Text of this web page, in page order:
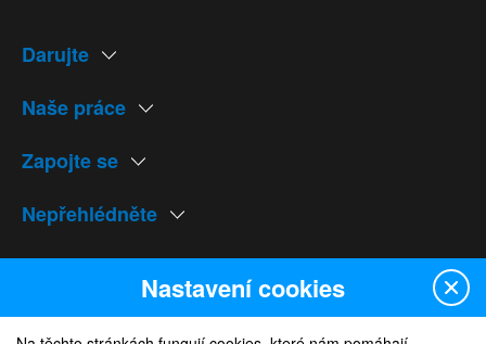
Darujte
Naše práce
Zapojte se
Nepřehlédněte
Naše weby
Nastavení cookies